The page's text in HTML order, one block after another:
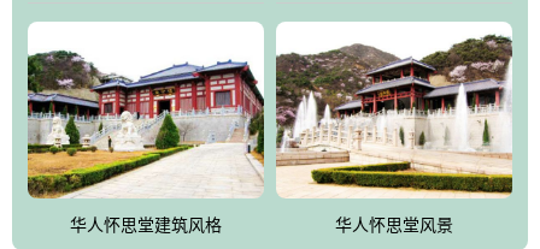
雀，后玄武"的四大吉祥物铜雕挂件。
华人怀思堂建筑风格 华人怀思堂风景